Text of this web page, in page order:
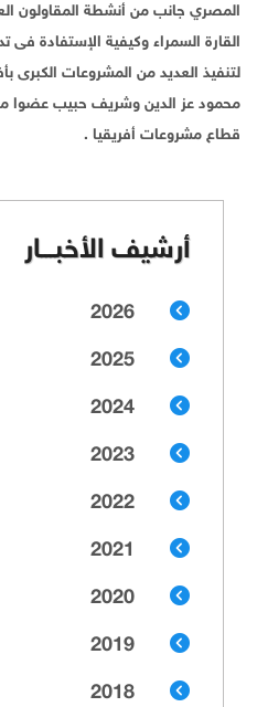
المصري جانب من أنشطة المقاولون
القارة السمراء وكيفية الإستفادة فى
لتنفيذ العديد من المشروعات الكبرى
محمود عز الدين وشريف حبيب عضوا
قطاع مشروعات أفريقيا .
أرشيف الأخبـــار
2026
2025
2024
2023
2022
2021
2020
2019
2018